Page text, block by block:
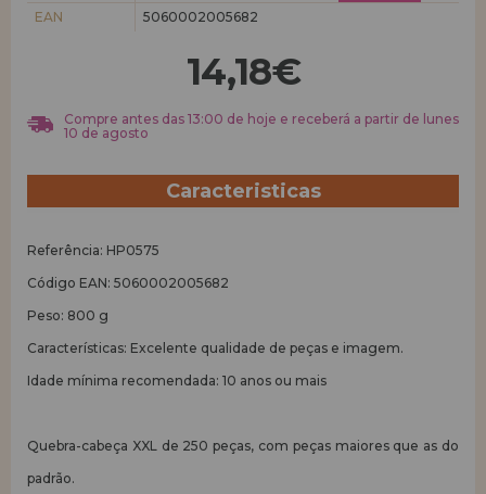
EAN
5060002005682
14,18€
Compre antes das 13:00 de hoje e receberá a partir de lunes
10 de agosto
Caracteristicas
Referência: HP0575
Código EAN: 5060002005682
Peso: 800 g
Características: Excelente qualidade de peças e imagem.
Idade mínima recomendada: 10 anos ou mais
Quebra-cabeça XXL de 250 peças, com peças maiores que as do
padrão.